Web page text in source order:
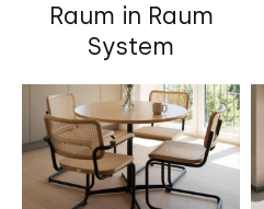
Raum in Raum
System